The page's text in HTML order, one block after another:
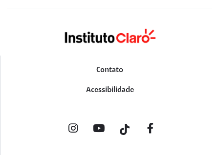
Contato
Acessibilidade